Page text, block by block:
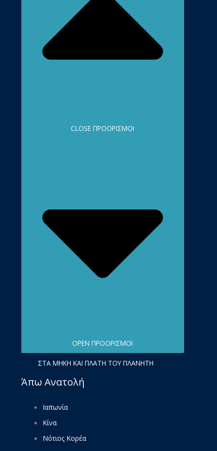
CLOSE ΠΡΟΟΡΙΣΜΟΊ
OPEN ΠΡΟΟΡΙΣΜΟΊ
ΣΤΑ ΜΉΚΗ ΚΑΙ ΠΛΆΤΗ ΤΟΥ ΠΛΑΝΉΤΗ
Άπω Ανατολή
Ιαπωνία
Κίνα
Νότιος Κορέα